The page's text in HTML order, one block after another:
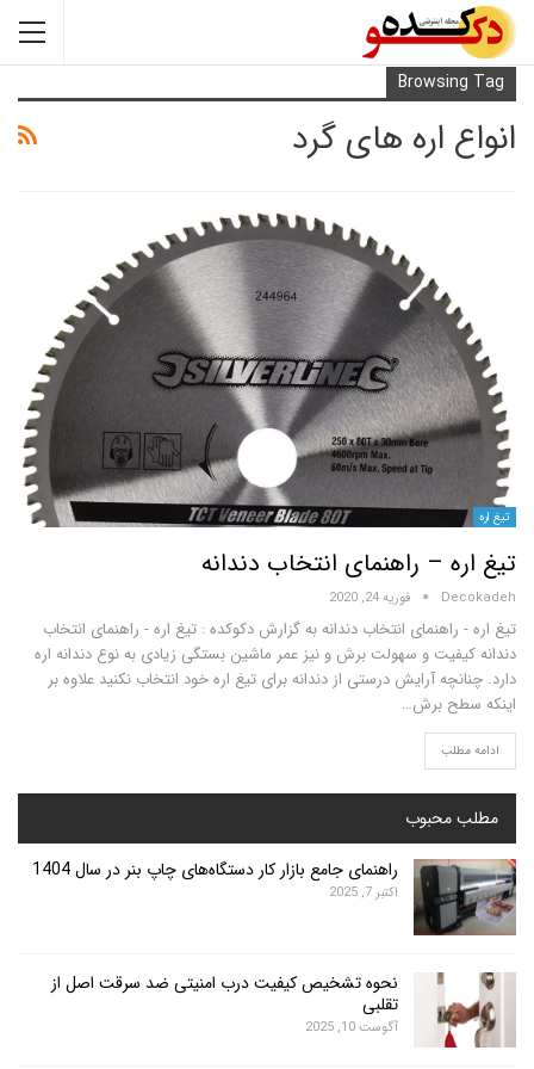
اره های گرد
– راهنمای انتخاب دندانه
فوریه 24, 2020
انتخاب دندانهبه گزارش دکوکده : تیغ اره - راهنمای انتخاب
و سهولت برش و نیز عمر ماشین بستگی زیادی به نوع دندانه اره
آرایش درستی از دندانه برای تیغ اره خود انتخاب نکنید علاوه بر
برش…
راهنمای جامع بازار کار دستگاه‌های چاپ بنر در سال 1404
اکتبر 7, 2025
نحوه تشخیص کیفیت درب امنیتی ضد سرقت اصل از
تقلبی
آگوست 10, 2025